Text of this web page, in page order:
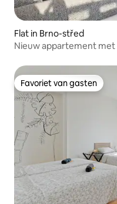
Flat in Brno-střed
Nieuw appartement
Favoriet van gasten
Favoriet van gasten